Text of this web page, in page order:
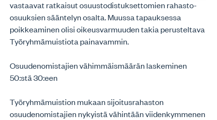
vastaavat ratkaisut osuustodistuksettomien rahasto-
osuuksien sääntelyn osalta. Muussa tapauksessa
poikkeaminen olisi oikeusvarmuuden takia perusteltava
Työryhmämuistiota painavammin.
Osuudenomistajien vähimmäismäärän laskeminen
50:stä 30:een
Työryhmämuistion mukaan sijoitusrahaston
osuudenomistajien nykyistä vähintään viidenkymmenen